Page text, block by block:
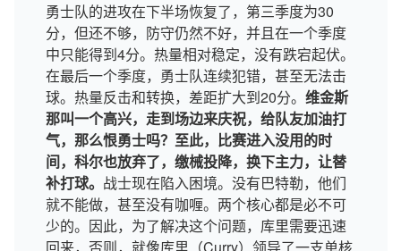
勇士队的进攻在下半场恢复了，第三季度为30
分，但还不够，防守仍然不好，并且在一个季度
中只能得到4分。热量相对稳定，没有跌宕起伏。
在最后一个季度，勇士队连续犯错，甚至无法击
球。热量反击和转换，差距扩大到20分。 维金斯
那叫一个高兴，走到场边来庆祝，给队友加油打
气，那么恨勇士吗？至此，比赛进入没用的时
间，科尔也放弃了，缴械投降，换下主力，让替
补打球。 战士现在陷入困境。没有巴特勒，他们
就不能做，甚至没有咖喱。两个核心都是必不可
少的。因此，为了解决这个问题，库里需要迅速